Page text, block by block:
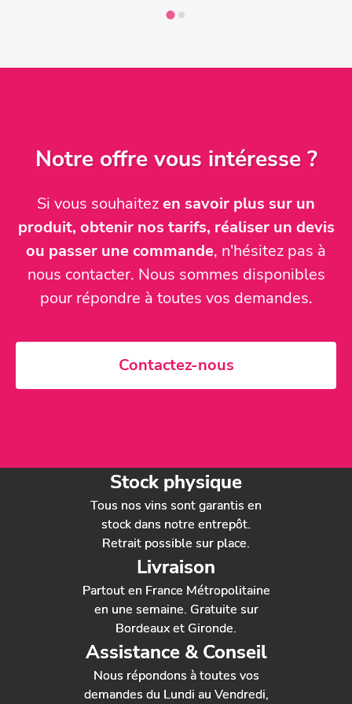
Notre offre vous intéresse ?
Si vous souhaitezen savoir plus sur un
produit, obtenir nos tarifs, réaliser un devis
ou passer une commande, n'hésitez pas à
nous contacter. Nous sommes disponibles
pour répondre à toutes vos demandes.
Contactez-nous
Stock physique
Tous nos vins sont garantis en
stock dans notre entrepôt.
Retrait possible sur place.
Livraison
Partout en France Métropolitaine
en une semaine. Gratuite sur
Bordeaux et Gironde.
Assistance & Conseil
Nous répondons à toutes vos
demandes du Lundi au Vendredi,